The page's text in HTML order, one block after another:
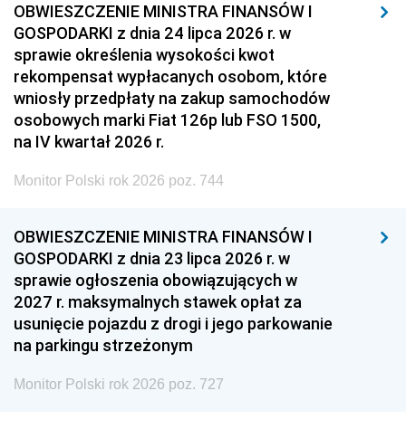
OBWIESZCZENIE MINISTRA FINANSÓW I
GOSPODARKI z dnia 24 lipca 2026 r. w
sprawie określenia wysokości kwot
rekompensat wypłacanych osobom, które
wniosły przedpłaty na zakup samochodów
osobowych marki Fiat 126p lub FSO 1500,
na IV kwartał 2026 r.
Monitor Polski rok 2026 poz. 744
OBWIESZCZENIE MINISTRA FINANSÓW I
GOSPODARKI z dnia 23 lipca 2026 r. w
sprawie ogłoszenia obowiązujących w
2027 r. maksymalnych stawek opłat za
usunięcie pojazdu z drogi i jego parkowanie
na parkingu strzeżonym
Monitor Polski rok 2026 poz. 727